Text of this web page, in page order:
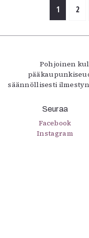
1 2
Pohjoinen
säännöllisesti
Seuraa
Facebook
Instagram